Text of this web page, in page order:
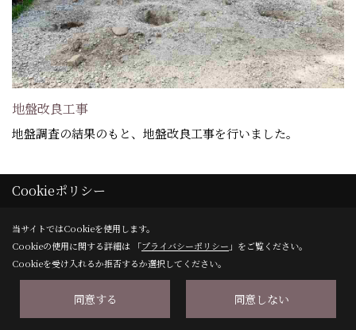
地盤改良工事
地盤調査の結果のもと、地盤改良工事を行いました。
24. 2019年04月13日
Cookieポリシー
当サイトではCookieを使用します。
Cookieの使用に関する詳細は 「プライバシーポリシー 」をご覧ください。
Cookieを受け入れるか拒否するか選択してください。
同意する 同意しない